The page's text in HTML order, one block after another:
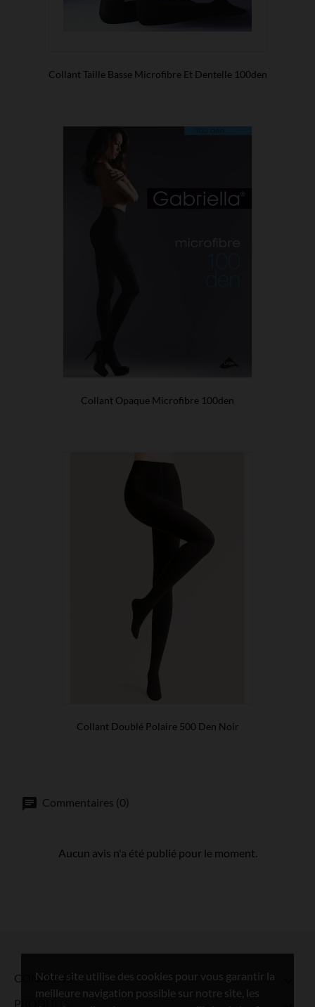
Notre site utilise des cookies pour vous garantir la
meilleure navigation possible sur notre site, les
Collant Taille Basse Microfibre Et Dentelle 100den
Collant Opaque Microfibre 100den
Collant Doublé Polaire 500 Den Noir
Commentaires (0)
Aucun avis n'a été publié pour le moment.
CONTACTS
PRODUITS